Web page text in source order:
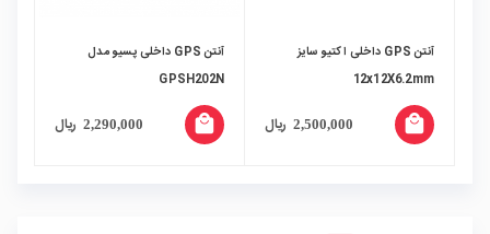
آنتن GPS داخلی اکتیو سایز
12x12X6.2mm
2,500,000 ریال local_mall
آنتن GPS داخلی پسیو مدل
GPSH202N
2,290,000 ریال local_mall